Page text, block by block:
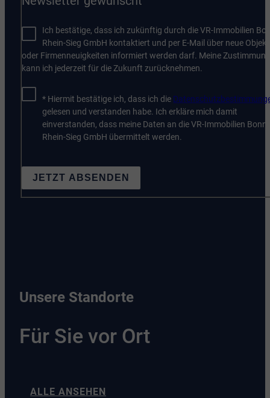
Ich bestätige, dass ich zukünftig durch die VR-Immobilien
Rhein-Sieg GmbH kontaktiert und per E-Mail über neue
oder Firmenneuigkeiten informiert werden darf. Meine Zustimmung
kann ich jederzeit für die Zukunft zurücknehmen.
* Hiermit bestätige ich, dass ich die
gelesen und verstanden habe. Ich erkläre mich damit
einverstanden, dass meine Daten an die VR-Immobilien Bonn
Rhein-Sieg GmbH übermittelt werden.
JETZT ABSENDEN
Unsere Standorte
Für Sie vor Ort
ALLE ANSEHEN